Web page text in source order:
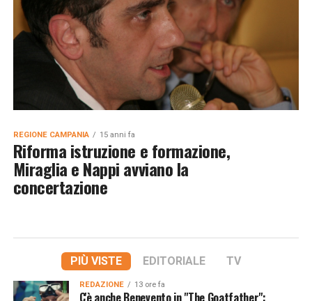
REGIONE CAMPANIA 15 anni fa
Riforma istruzione e formazione,
Miraglia e Nappi avviano la
concertazione
PIÙ VISTE EDITORIALE TV
REDAZIONE 13 ore fa